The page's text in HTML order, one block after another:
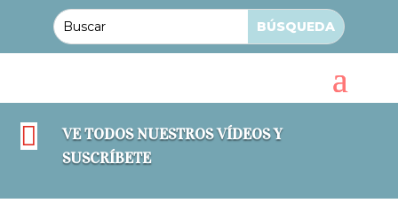

VE TODOS NUESTROS VÍDEOS Y
SUSCRÍBETE